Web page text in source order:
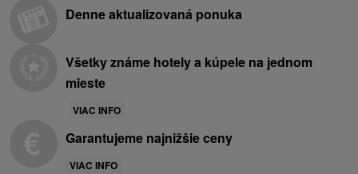
Denne aktualizovaná ponuka
Všetky známe hotely a kúpele na jednom
mieste
VIAC INFO
Garantujeme najnižšie ceny
VIAC INFO